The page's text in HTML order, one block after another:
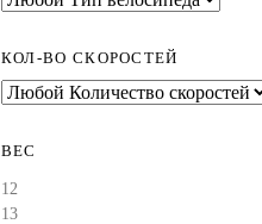
КОЛ-ВО СКОРОСТЕЙ
ВЕС
12
13